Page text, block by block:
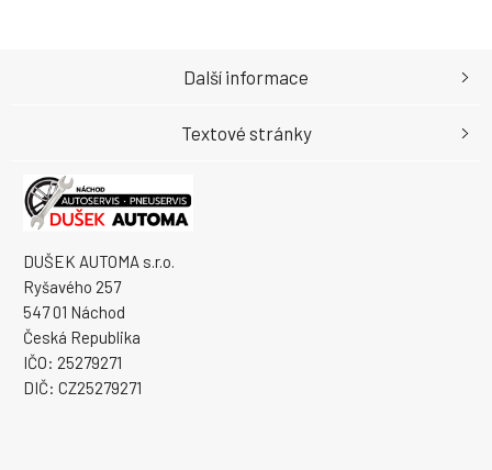
DUŠEK AUTOMA s.r.o.
Ryšavého 257
547 01 Náchod
Česká Republika
IČO: 25279271
DIČ: CZ25279271
Další informace
Textové stránky